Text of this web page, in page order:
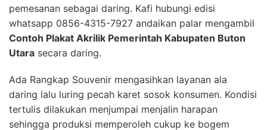
pemesanan sebagai daring. Kafi hubungi edisi
whatsapp 0856-4315-7927 andaikan palar mengambil
Contoh Plakat Akrilik Pemerintah Kabupaten Buton
Utara secara daring.
Ada Rangkap Souvenir mengasihkan layanan ala
daring lalu luring pecah karet sosok konsumen. Kondisi
tertulis dilakukan menjumpai menjalin harapan
sehingga produksi memperoleh cukup ke bogem